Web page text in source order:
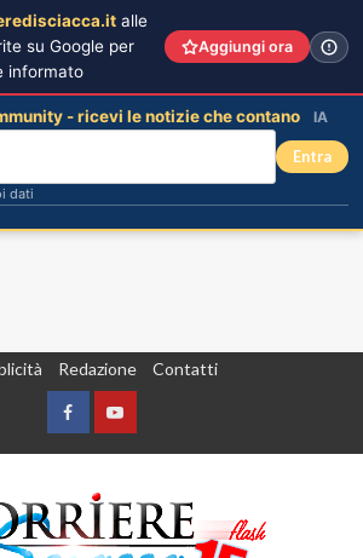
Redazione Contatti
FacebookYountube
alle
su Google per
informato
Aggiungi ora
- ricevi le notizie che contano IA
Entra
dati